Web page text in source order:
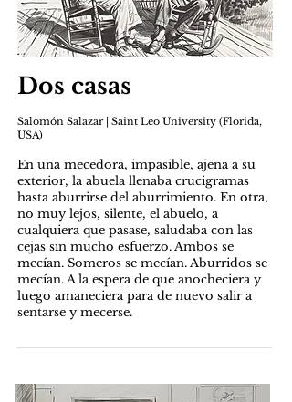
Dos casas
Salomón Salazar | Saint Leo University (Florida,
USA)
En una mecedora, impasible, ajena a su
exterior, la abuela llenaba crucigramas
hasta aburrirse del aburrimiento. En otra,
no muy lejos, silente, el abuelo, a
cualquiera que pasase, saludaba con las
cejas sin mucho esfuerzo. Ambos se
mecían. Someros se mecían. Aburridos se
mecían. A la espera de que anocheciera y
luego amaneciera para de nuevo salir a
sentarse y mecerse.